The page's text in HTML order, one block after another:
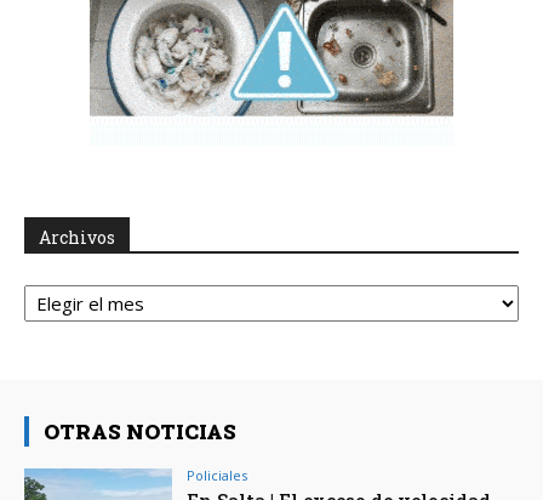
Archivos
Archivos
OTRAS NOTICIAS
Policiales